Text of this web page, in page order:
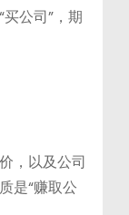
公司”，期
，以及公司
是“赚取公